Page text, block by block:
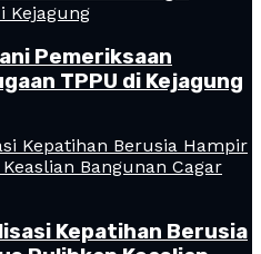
Pemeriksaan
TPPU di Kejagung
Kepatihan Berusia